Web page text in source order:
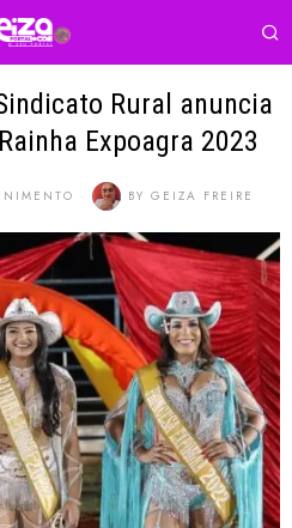
Rural anuncia
Expoagra 2023
BY GEIZA FREIRE